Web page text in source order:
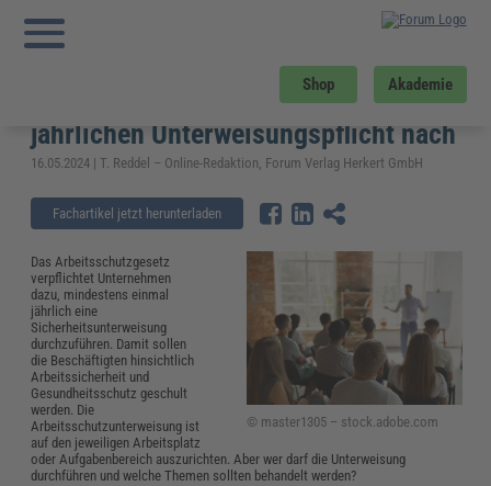
Shop Akademie
Sie sind hier:
Sicherheitsunterweisung
– So kommen Unternehmen ihrer jährlichen Unterweisungspflicht nach
Sicherheitsunterweisung – So
kommen Unternehmen ihrer
jährlichen Unterweisungspflicht nach
16.05.2024 | T. Reddel – Online-Redaktion, Forum Verlag Herkert GmbH
Fachartikel jetzt herunterladen
© master1305 – stock.adobe.com
Das Arbeitsschutzgesetz
verpflichtet Unternehmen
dazu, mindestens einmal
jährlich eine
Sicherheitsunterweisung
durchzuführen. Damit sollen
die Beschäftigten hinsichtlich
Arbeitssicherheit und
Gesundheitsschutz geschult
werden. Die
Arbeitsschutzunterweisung ist
auf den jeweiligen Arbeitsplatz
oder Aufgabenbereich auszurichten. Aber wer darf die Unterweisung
durchführen und welche Themen sollten behandelt werden?